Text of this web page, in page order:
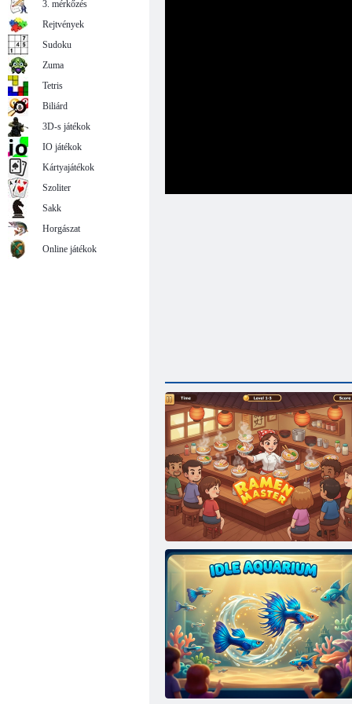
Ramen mester
3. mérkőzés
Rejtvények
Sudoku
Zuma
Tetris
Biliárd
3D-s játékok
IO játékok
Kártyajátékok
Szoliter
Sakk
Horgászat
Online játékok